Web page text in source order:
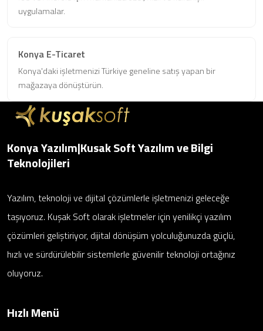
uygulamalar.
Konya E-Ticaret
Konya'daki işletmenizi Türkiye geneline satış yapan bir
mağazaya dönüştürün.
Konya Yazılım|Kusak Soft Yazılım ve Bilgi
Teknolojileri
Yazılım, teknoloji ve dijital çözümlerle işletmenizi geleceğe
taşıyoruz. Kuşak Soft olarak işletmeler için yenilikçi yazılım
çözümleri geliştiriyor, dijital dönüşüm yolculuğunuzda güçlü,
hızlı ve sürdürülebilir sistemlerle güvenilir teknoloji ortağınız
oluyoruz.
Hızlı Menü